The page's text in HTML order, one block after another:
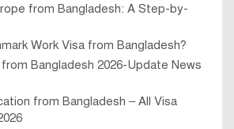
from Bangladesh: A Step-by-
Work Visa from Bangladesh?
Bangladesh 2026-Update News
from Bangladesh – All Visa